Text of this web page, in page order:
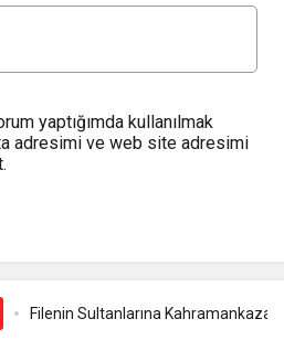
yaptığımda kullanılmak
adresimi ve web site adresimi
Filenin Sultanlarına